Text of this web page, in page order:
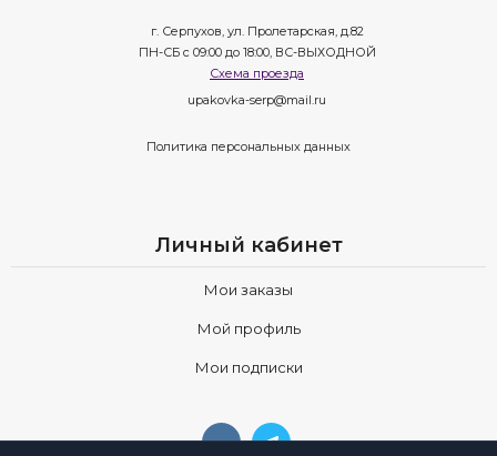
г. Серпухов, ул. Пролетарская, д.82
ПН-СБ с 09:00 до 18:00, ВС-ВЫХОДНОЙ
Схема проезда
upakovka-serp@mail.ru
Политика персональных данных
Личный кабинет
Мои заказы
Мой профиль
Мои подписки